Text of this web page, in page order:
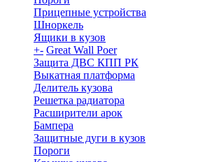
Прицепные устройства
Шноркель
Ящики в кузов
+- Great Wall Poer
Защита ДВС КПП РК
Выкатная платформа
Делитель кузова
Решетка радиатора
Расширители арок
Бампера
Защитные дуги в кузов
Пороги